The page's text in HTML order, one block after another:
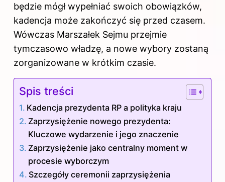
będzie mógł wypełniać swoich obowiązków,
kadencja może zakończyć się przed czasem.
Wówczas Marszałek Sejmu przejmie
tymczasowo władzę, a nowe wybory zostaną
zorganizowane w krótkim czasie.
Spis treści
Kadencja prezydenta RP a polityka kraju
Zaprzysiężenie nowego prezydenta:
Kluczowe wydarzenie i jego znaczenie
Zaprzysiężenie jako centralny moment w
procesie wyborczym
Szczegóły ceremonii zaprzysiężenia